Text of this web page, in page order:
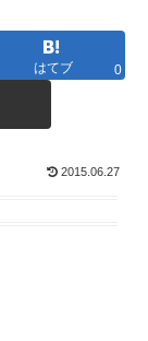
はてブ 0
2015.06.27